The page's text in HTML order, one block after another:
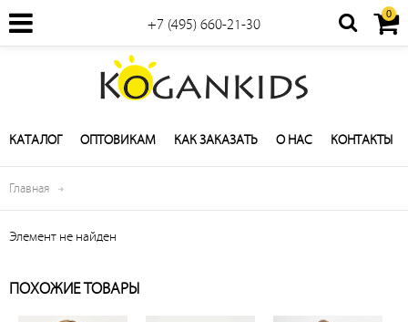
+7 (495) 660-21-30
0
КАТАЛОГ ОПТОВИКАМ КАК ЗАКАЗАТЬ О НАС КОНТАКТЫ
Главная
Элемент не найден
ПОХОЖИЕ ТОВАРЫ